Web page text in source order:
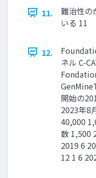
11.
難治性の
いる 11
12.
ネル C-
開始の
2023年8
40,000
数 1,500
2019 6
12 1 6